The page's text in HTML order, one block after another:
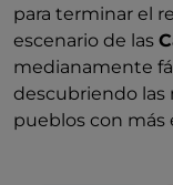
para terminar el
escenario de las
medianamente
descubriendo las
pueblos con más